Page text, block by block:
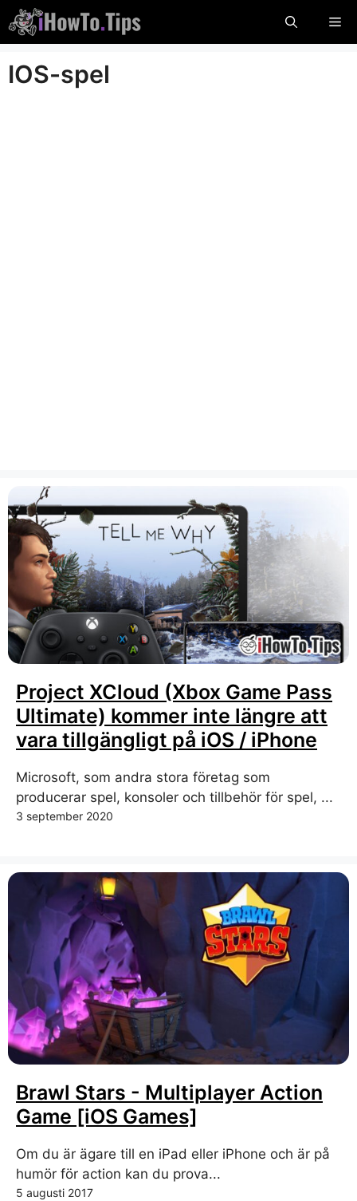
Hoppa
till
innehåll
IOS-spel
Project XCloud (Xbox Game Pass
Ultimate) kommer inte längre att
vara tillgängligt på iOS / iPhone
Microsoft, som andra stora företag som
producerar spel, konsoler och tillbehör för spel, ...
3 september 2020
Brawl Stars - Multiplayer Action
Game [iOS Games]
Om du är ägare till en iPad eller iPhone och är på
humör för action kan du prova...
5 augusti 2017